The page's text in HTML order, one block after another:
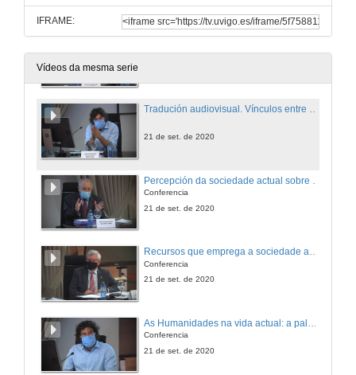
IFRAME:
Vídeos da mesma serie
Cambios actuais da humanidade pola tecnoloxía
Tradución audiovisual. Vínculos entre a investigación, a docencia e a práctica profesional
21 de set. de 2020
Conferencia
21 de set. de 2020
Recursos que emprega a sociedade actual nas Humanidades
Conferencia
21 de set. de 2020
Conferencia
21 de set. de 2020